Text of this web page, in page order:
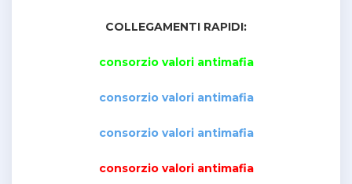
COLLEGAMENTI RAPIDI:
consorzio valori antimafia
consorzio valori antimafia
consorzio valori antimafia
consorzio valori antimafia